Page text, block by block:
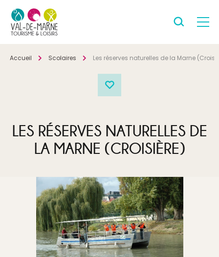
Accueil Scolaires Les réserves naturelles de la Marne
LES RÉSERVES NATURELLES DE
LA MARNE (CROISIÈRE)